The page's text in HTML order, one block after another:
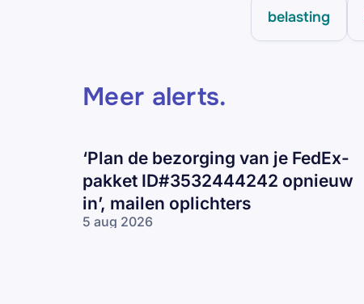
belasting
Meer alerts.
‘Plan de bezorging van je FedEx-
pakket ID#3532444242 opnieuw
in’, mailen oplichters
5 aug 2026